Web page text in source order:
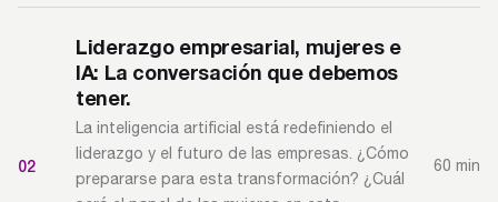
02
Liderazgo empresarial, mujeres e
IA: La conversación que debemos
tener.
​La inteligencia artificial está redefiniendo el
liderazgo y el futuro de las empresas. ¿Cómo
prepararse para esta transformación? ¿Cuál
60 min